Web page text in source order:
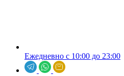
Ежедневно с 10:00 до 23:00